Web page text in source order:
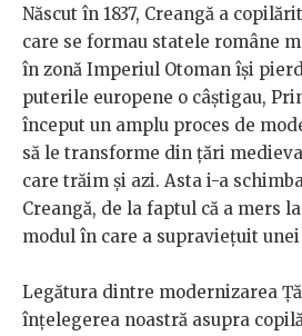
Născut în 1837, Creangă a
care se formau statele române
în zonă Imperiul Otoman își
puterile europene o câștigau,
început un amplu proces de
să le transforme din țări
care trăim și azi. Asta i-a
Creangă, de la faptul că a mers
modul în care a supraviețuit
Legătura dintre modernizarea
înțelegerea noastră asupra